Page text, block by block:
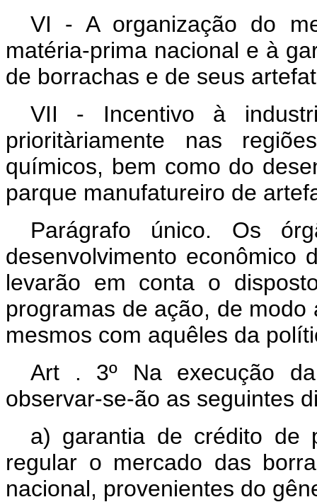
VI - A organização do
matéria-prima nacional e à
de borrachas e de seus
VII - Incentivo à
prioritàriamente nas
químicos, bem como do
parque manufatureiro de
Parágrafo único. Os
desenvolvimento econômico
levarão em conta o
programas de ação, de
mesmos com aquêles da
Art . 3º Na execução
observar-se-ão as seguintes
a) garantia de crédito de
regular o mercado das
nacional, provenientes do